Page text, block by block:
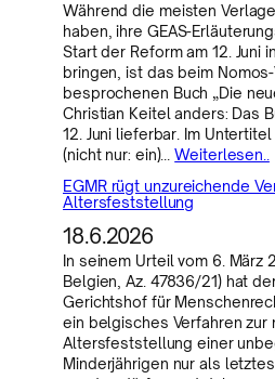
Während die meisten
haben, ihre GEAS-
Start der Reform am 12. Juni
bringen, ist das beim
besprochenen Buch „Die
Christian Keitel anders: Das
12. Juni lieferbar. Im
(nicht nur: ein)…Weiterlesen..
EGMR rügt unzureichende
Altersfeststellung
18.6.2026
In seinem Urteil vom 6. März
Belgien, Az. 47836/21) hat
Gerichtshof für
ein belgisches Verfahren zur
Altersfeststellung einer
Minderjährigen nur als